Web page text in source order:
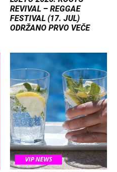
REVIVAL – REGGAE
FESTIVAL (17. JUL)
ODRŽANO PRVO VEČE
VIP NEWS